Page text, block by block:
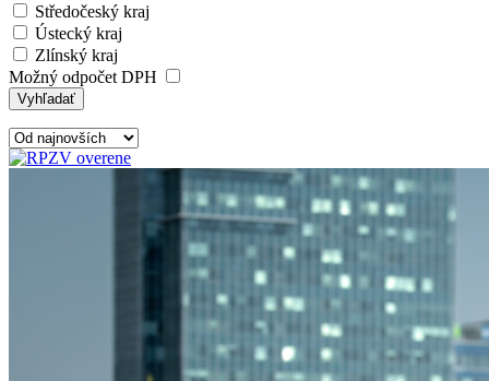
Středočeský kraj
Ústecký kraj
Zlínský kraj
Možný odpočet DPH
Vyhľadať